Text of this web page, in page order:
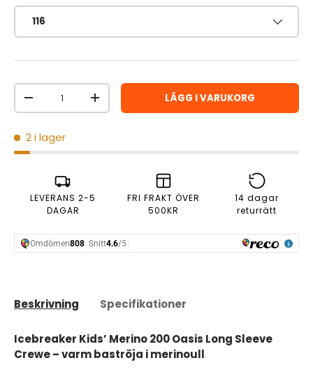
116
Antal
MINSKA ANTALÖKA ANTAL LÄGG I VARUKORG
2 i lager
LEVERANS 2-5
DAGAR
FRI FRAKT ÖVER
500KR
14 dagar
returrätt
Beskrivning Specifikationer
Icebreaker Kids’ Merino 200 Oasis Long Sleeve
Crewe – varm baströja i merinoull